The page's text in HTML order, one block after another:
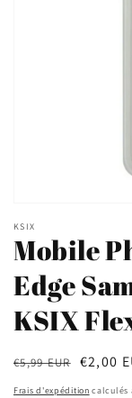
le
1
dans
une
fenêtre
modale
KSIX
Mobile
Edge
KSIX
Prix
habituel
€5,99 EUR
Prix
soldé
€2,00
Frais d'expédition calculés